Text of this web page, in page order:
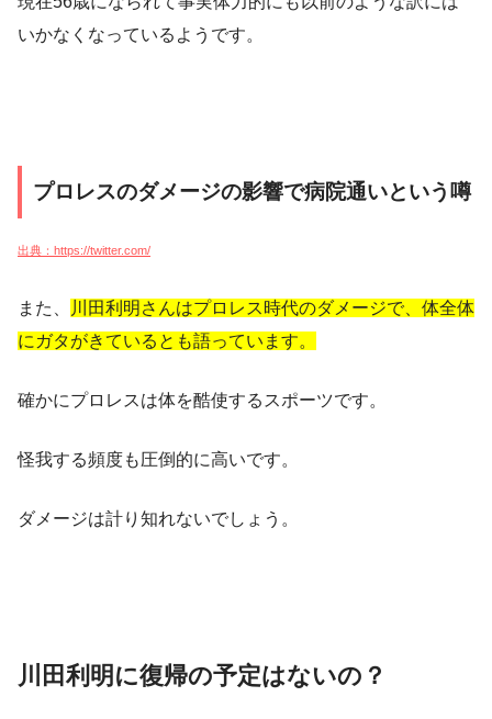
いかなくなっているようです。
プロレスのダメージの影響で病院通いという噂
出典：https://twitter.com/
また、
川田利明さんはプロレス時代のダメージで、体全体
にガタがきているとも語っています。
確かにプロレスは体を酷使するスポーツです。
怪我する頻度も圧倒的に高いです。
ダメージは計り知れないでしょう。
川田利明に復帰の予定はないの？